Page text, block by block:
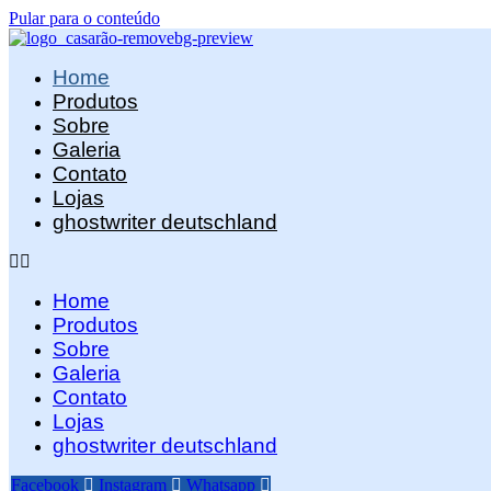
Pular para o conteúdo
Home
Produtos
Sobre
Galeria
Contato
Lojas
ghostwriter deutschland
Home
Produtos
Sobre
Galeria
Contato
Lojas
ghostwriter deutschland
Facebook Instagram Whatsapp